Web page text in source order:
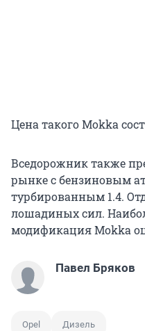
Цена такого Mokka
Вседорожник также
рынке с бензиновым
турбированным 1.4.
лошадиных сил.
модификация Mokka
Павел Бряков
Opel Дизель